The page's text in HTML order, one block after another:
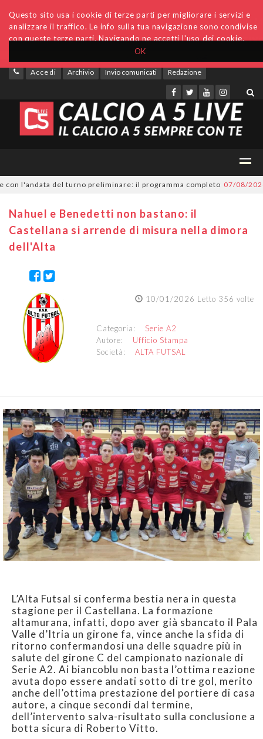
OK
Questo sito usa i cookie di terze parti per migliorare i servizi e
analizzare il traffico. Le info sulla tua navigazione sono condivise
con queste terze parti. Navigando ne accetti l'uso dei cookie.
Accedi Archivio Invio comunicati Redazione
l'andata del turno preliminare: il programma completo 07/08/2026
Nahuel e Benedetti non bastano: il
Castellana si arrende di misura nella dimora
dell'Alta
10/01/2026 Letto 356 volte
Categoria: Serie A2
Autore: Ufficio Stampa
Società:ALTA FUTSAL
L’Alta Futsal si conferma bestia nera in questa
stagione per il Castellana. La formazione
altamurana, infatti, dopo aver già sbancato il Pala
Valle d’Itria un girone fa, vince anche la sfida di
ritorno confermandosi una delle squadre più in
salute del girone C del campionato nazionale di
Serie A2. Ai biancoblu non basta l’ottima reazione
avuta dopo essere andati sotto di tre gol, merito
anche dell’ottima prestazione del portiere di casa
autore, a cinque secondi dal termine,
dell’intervento salva-risultato sulla conclusione a
botta sicura di Roberto Vitto.